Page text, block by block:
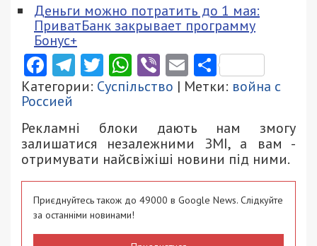
Деньги можно потратить до 1 мая:
ПриватБанк закрывает программу
Бонус+
Facebook
Telegram
Twitter
WhatsApp
ViberEmail
Категории: Суспільство | Метки: война с
Россией
Рекламні блоки дають нам змогу
залишатися незалежними ЗМІ, а вам -
отримувати найсвіжіші новини під ними.
Приєднуйтесь також до 49000 в Google News. Слідкуйте
за останніми новинами!